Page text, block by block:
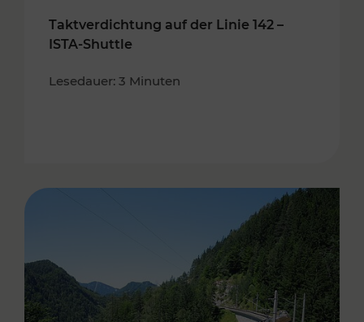
Taktverdichtung auf der Linie 142 –
ISTA-Shuttle
Lesedauer: 3 Minuten